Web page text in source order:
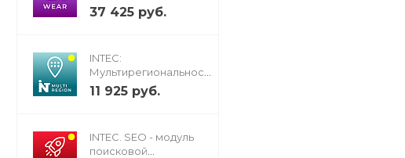
одежды, обуви,
сумок, нижнего
37 425 руб.
INTEC:
Мультирегиональность
- региональная сеть
вашего сайта с
11 925 руб.
INTEC. SEO - модуль
поисковой